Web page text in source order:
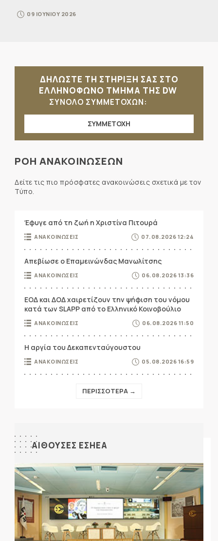
09 ΙΟΥΝΙΟΥ 2026
ΔΗΛΩΣΤΕ ΤΗ ΣΤΗΡΙΞΗ ΣΑΣ ΣΤΟ
ΕΛΛΗΝΟΦΩΝΟ ΤΜΗΜΑ ΤΗΣ DW
ΣΥΝΟΛΟ ΣΥΜΜΕΤΟΧΩΝ:
ΣΥΜΜΕΤΟΧΗ
ΡΟΗ ΑΝΑΚΟΙΝΩΣΕΩΝ
Δείτε τις πιο πρόσφατες ανακοινώσεις σχετικά με τον
Τύπο.
Έφυγε από τη ζωή η Χριστίνα Πιτουρά
ΑΝΑΚΟΙΝΩΣΕΙΣ 07.08.2026 12:24
Απεβίωσε ο Επαμεινώνδας Μανωλίτσης
ΑΝΑΚΟΙΝΩΣΕΙΣ 06.08.2026 13:36
ΕΟΔ και ΔΟΔ χαιρετίζουν την ψήφιση του νόμου
κατά των SLAPP από το Ελληνικό Κοινοβούλιο
ΑΝΑΚΟΙΝΩΣΕΙΣ 06.08.2026 11:50
Η αργία του Δεκαπενταύγουστου
ΑΝΑΚΟΙΝΩΣΕΙΣ 05.08.2026 16:59
ΠΕΡΙΣΣΟΤΕΡΑ →
ΑΙΘΟΥΣΕΣ ΕΣΗΕΑ